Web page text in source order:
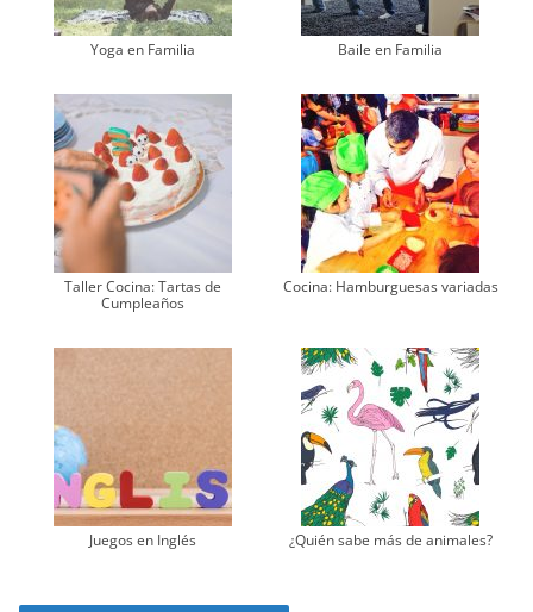
Yoga en Familia Baile en Familia
Taller Cocina: Tartas de
Cumpleaños
Cocina: Hamburguesas variadas
Juegos en Inglés ¿Quién sabe más de animales?